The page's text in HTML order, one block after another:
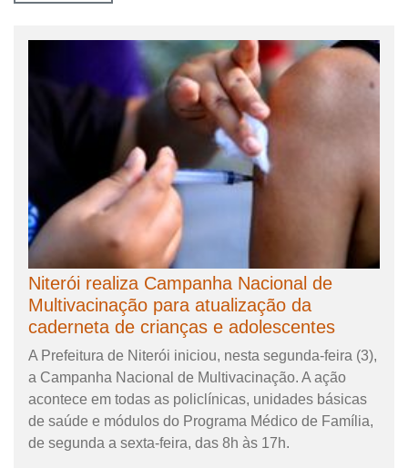
Niterói realiza Campanha Nacional de
Multivacinação para atualização da
caderneta de crianças e adolescentes
A Prefeitura de Niterói iniciou, nesta segunda-feira (3),
a Campanha Nacional de Multivacinação. A ação
acontece em todas as policlínicas, unidades básicas
de saúde e módulos do Programa Médico de Família,
de segunda a sexta-feira, das 8h às 17h.